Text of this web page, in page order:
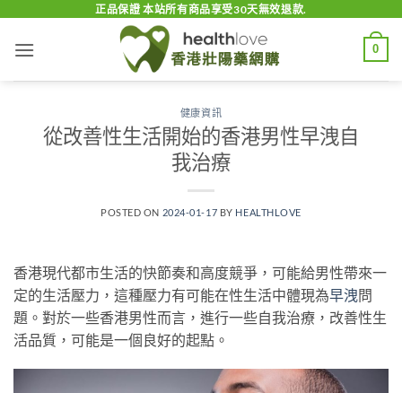
content
正品保證 本站所有商品享受30天無效退款.
0
健康資訊
從改善性生活開始的香港男性早洩自
我治療
POSTED ON 2024-01-17 BY HEALTHLOVE
香港現代都市生活的快節奏和高度競爭，可能給男性帶來一
定的生活壓力，這種壓力有可能在性生活中體現為早洩問
題。對於一些香港男性而言，進行一些自我治療，改善性生
活品質，可能是一個良好的起點。